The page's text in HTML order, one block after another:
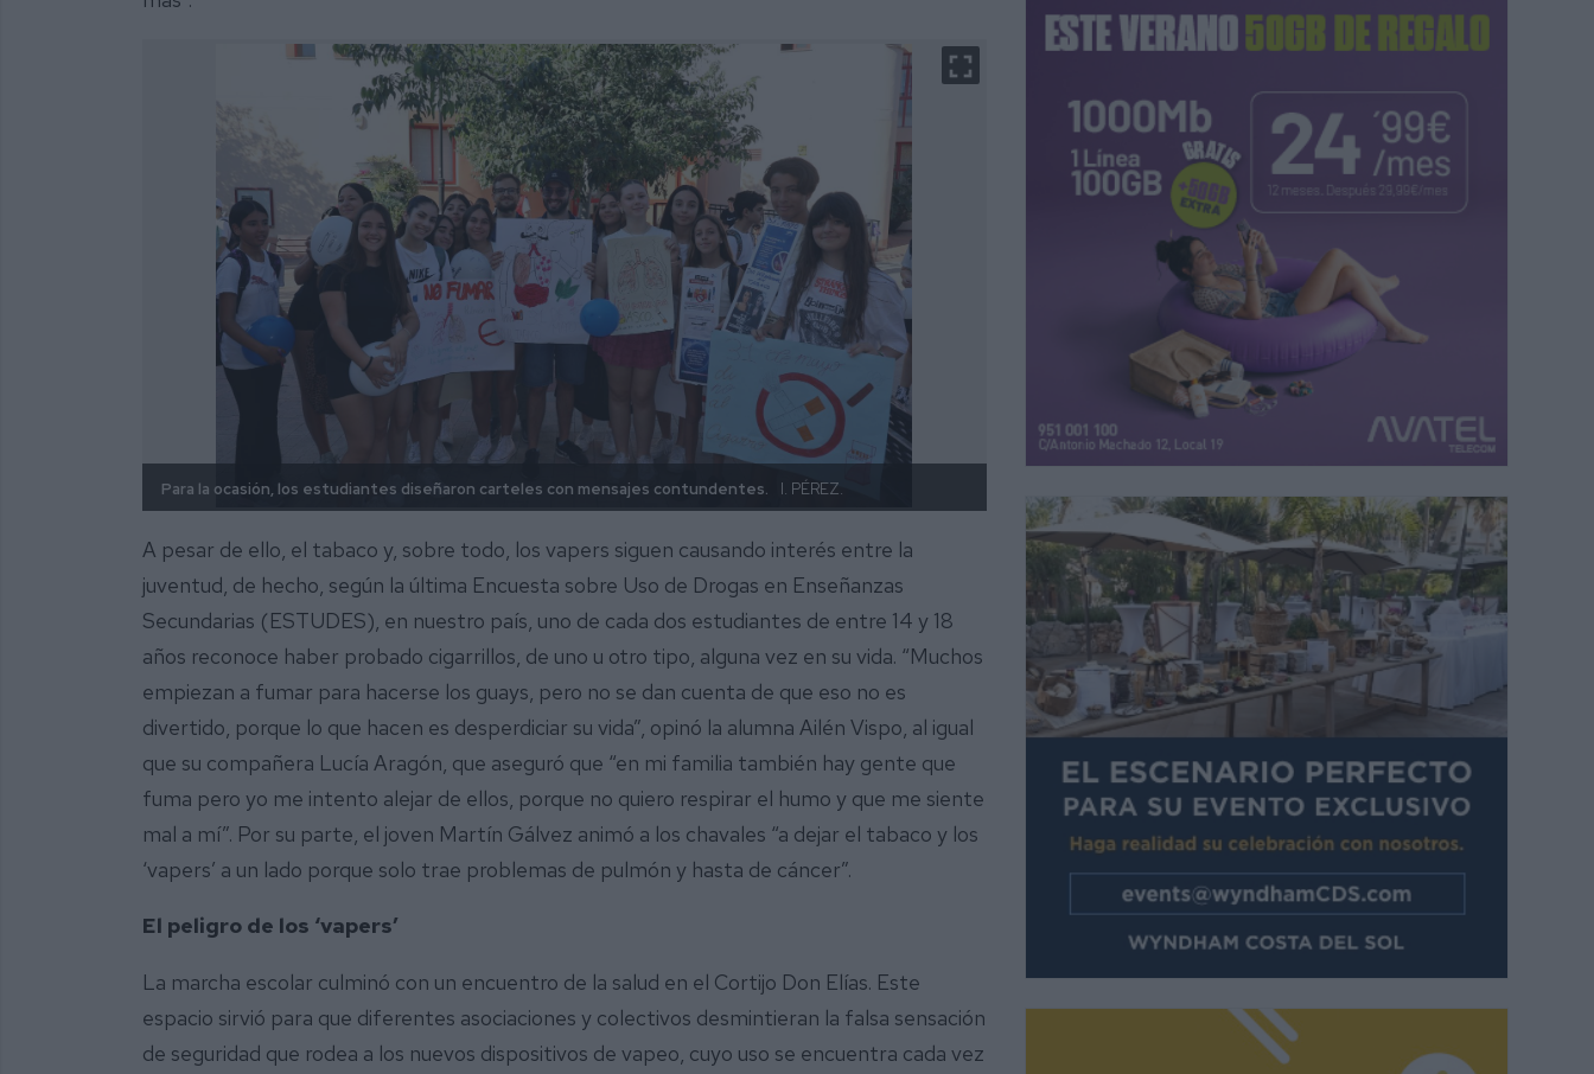
Para la ocasión, los estudiantes diseñaron carteles con mensajes contundentes. I. PÉREZ.
A pesar de ello, el tabaco y, sobre todo, los vapers siguen causando interés entre la
juventud, de hecho, según la última Encuesta sobre Uso de Drogas en Enseñanzas
Secundarias (ESTUDES), en nuestro país, uno de cada dos estudiantes de entre 14 y 18
años reconoce haber probado cigarrillos, de uno u otro tipo, alguna vez en su vida. “Muchos
empiezan a fumar para hacerse los guays, pero no se dan cuenta de que eso no es
divertido, porque lo que hacen es desperdiciar su vida”, opinó la alumna Ailén Vispo, al igual
que su compañera Lucía Aragón, que aseguró que “en mi familia también hay gente que
fuma pero yo me intento alejar de ellos, porque no quiero respirar el humo y que me siente
mal a mí”. Por su parte, el joven Martín Gálvez animó a los chavales “a dejar el tabaco y los
‘vapers’ a un lado porque solo trae problemas de pulmón y hasta de cáncer”.
El peligro de los ‘vapers’
La marcha escolar culminó con un encuentro de la salud en el Cortijo Don Elías. Este
espacio sirvió para que diferentes asociaciones y colectivos desmintieran la falsa sensación
de seguridad que rodea a los nuevos dispositivos de vapeo, cuyo uso se encuentra cada vez